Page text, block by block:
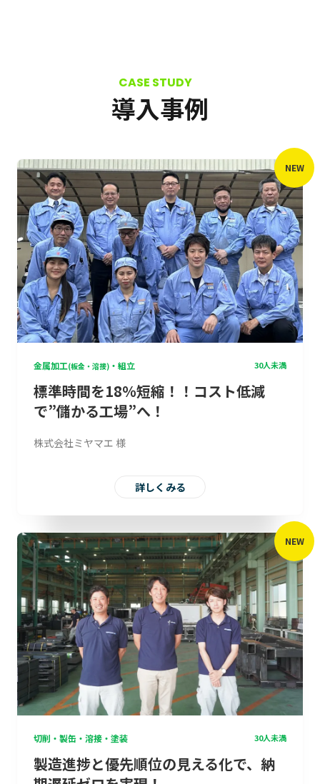
導入事例
NEW
金属加工(板金・溶接) ・組立 30人未満
標準時間を18％短縮！！コスト低減
で”儲かる工場”へ！
株式会社ミヤマエ 様
詳しくみる
NEW
切削・製缶・溶接・塗装 30人未満
製造進捗と優先順位の見える化で、納